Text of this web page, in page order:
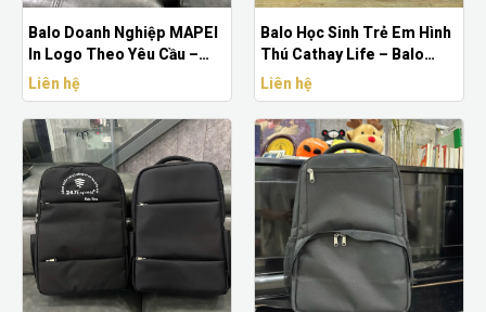
Balo Doanh Nghiệp MAPEI
In Logo Theo Yêu Cầu –
Balo Laptop Công Sở Cao
Cấp
Liên hệ
Balo Học Sinh Trẻ Em Hình
Thú Cathay Life – Balo
Mầm Non Nhiều Hình Dáng
Con Vật
Liên hệ